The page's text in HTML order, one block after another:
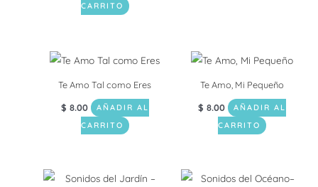
CARRITO
Te Amo Tal como Eres
$ 8.00
AÑADIR AL
CARRITO
Te Amo, Mi Pequeño
$ 8.00
AÑADIR AL
CARRITO